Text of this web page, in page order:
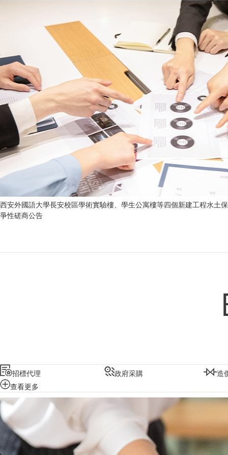
西安外國語大學長安校區學術實驗樓、學生公寓樓等四個新建工程水土
爭性磋商公告
招標代理 政府采購
造
查看更多